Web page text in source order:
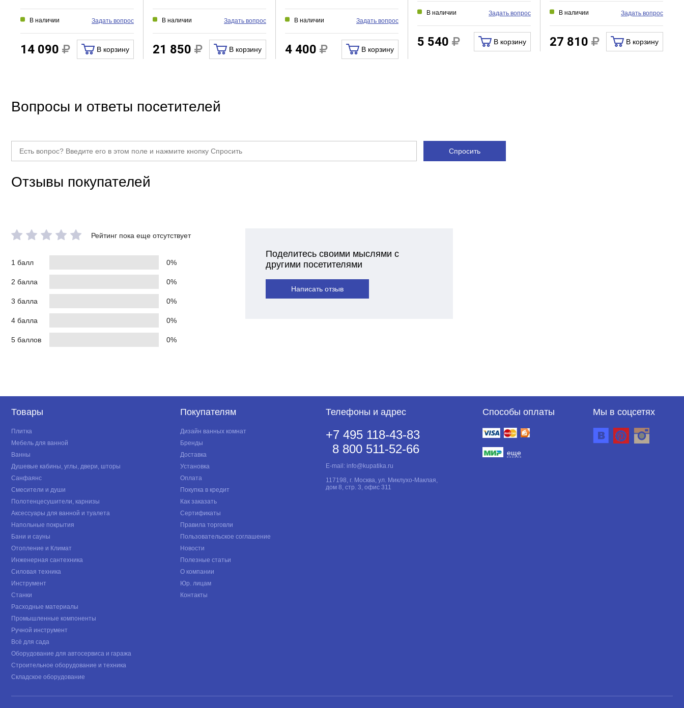
В наличии Задать вопрос
14 090 В корзину
В наличии Задать вопрос
21 850 В корзину
В наличии Задать вопрос
4 400 В корзину
В наличии Задать вопрос
5 540 В корзину
В наличии Задать вопрос
27 810 В корзину
Вопросы и ответы посетителей
Спросить
Отзывы покупателей
Рейтинг пока еще отсутствует
1 балл 0%
2 балла 0%
3 балла 0%
4 балла 0%
5 баллов 0%
Поделитесь своими мыслями с
другими посетителями
Написать отзыв
Товары
Плитка
Мебель для ванной
Ванны
Душевые кабины, углы, двери, шторы
Санфаянс
Смесители и души
Полотенцесушители, карнизы
Аксессуары для ванной и туалета
Напольные покрытия
Бани и сауны
Отопление и Климат
Инженерная сантехника
Силовая техника
Инструмент
Станки
Расходные материалы
Промышленные компоненты
Ручной инструмент
Всё для сада
Оборудование для автосервиса и гаража
Строительное оборудование и техника
Складское оборудование
Покупателям
Дизайн ванных комнат
Бренды
Доставка
Установка
Оплата
Покупка в кредит
Как заказать
Сертификаты
Правила торговли
Пользовательское соглашение
Новости
Полезные статьи
О компании
Юр. лицам
Контакты
Телефоны и адрес
+7 495 118-43-83
8 800 511-52-66
E-mail: info@kupatika.ru
117198, г. Москва, ул. Миклухо-Маклая,
дом 8, стр. 3, офис 311
Способы оплаты
еще
Мы в соцсетях